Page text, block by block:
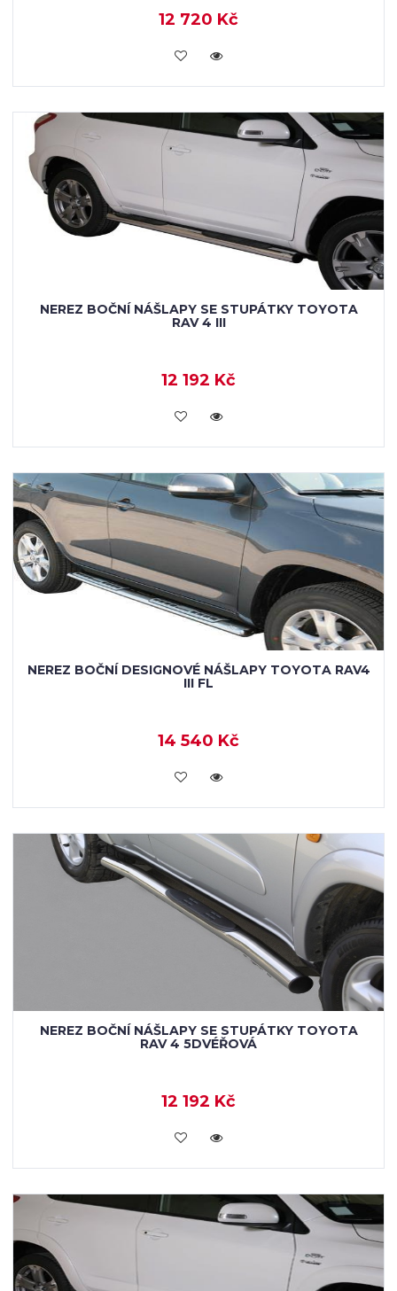
12 720 Kč
KOUPIT
NEREZ BOČNÍ NÁŠLAPY SE STUPÁTKY TOYOTA
RAV 4 III
12 192 Kč
KOUPIT
NEREZ BOČNÍ DESIGNOVÉ NÁŠLAPY TOYOTA RAV4
III FL
14 540 Kč
KOUPIT
NEREZ BOČNÍ NÁŠLAPY SE STUPÁTKY TOYOTA
RAV 4 5DVÉŘOVÁ
12 192 Kč
KOUPIT